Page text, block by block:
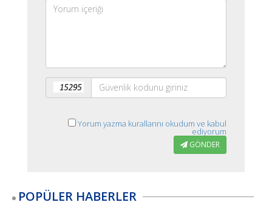
Yorum yazma kurallarını okudum ve kabul
ediyorum
GÖNDER
POPÜLER HABERLER